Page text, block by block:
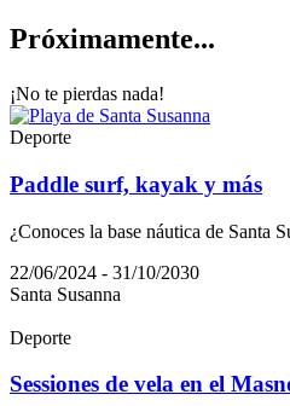
Próximamente...
¡No te pierdas nada!
Deporte
Paddle surf, kayak y más
¿Conoces la base náutica de Santa
22/06/2024 - 31/10/2030
Santa Susanna
Deporte
Sessiones de vela en el